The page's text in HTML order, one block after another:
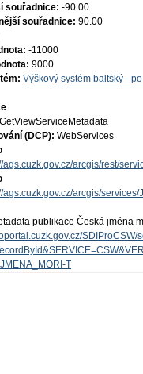
souřadnice: -90.00
souřadnice: 90.00
-11000
9000
Výškový systém baltský -
GetViewServiceMetadata
(DCP): WebServices
ags.cuzk.gov.cz/arcgis/rest/
ags.cuzk.gov.cz/arcgis/
publikace Česká jména
SDIProCSW/
T